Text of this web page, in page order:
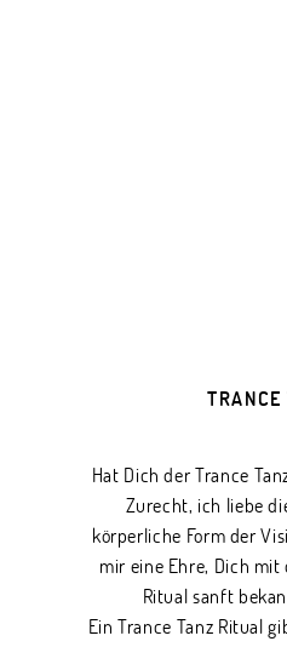
TRANCE
Hat Dich der Trance
Zurecht, ich liebe
körperliche Form der
mir eine Ehre, Dich
Ritual sanft
Ein Trance Tanz Ritual